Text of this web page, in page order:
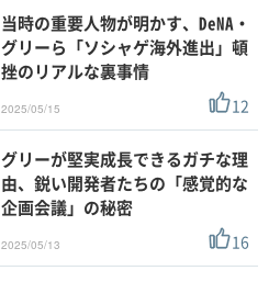
当時の重要人物が明かす、DeNA・
グリーら「ソシャゲ海外進出」頓
挫のリアルな裏事情
2025/05/15 12
グリーが堅実成長できるガチな理
由、鋭い開発者たちの「感覚的な
企画会議」の秘密
2025/05/13 16